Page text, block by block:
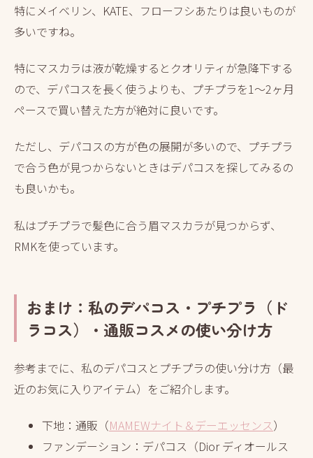
特にメイベリン、KATE、フローフシあたりは良いものが
多いですね。
特にマスカラは液が乾燥するとクオリティが急降下する
ので、デパコスを長く使うよりも、プチプラを1～2ヶ月
ペースで買い替えた方が絶対に良いです。
ただし、デパコスの方が色の展開が多いので、プチプラ
で合う色が見つからないときはデパコスを探してみるの
も良いかも。
私はプチプラで髪色に合う眉マスカラが見つからず、
RMKを使っています。
おまけ：私のデパコス・プチプラ（ド
ラコス）・通販コスメの使い分け方
参考までに、私のデパコスとプチプラの使い分け方（最
近のお気に入りアイテム）をご紹介します。
下地：通販（MAMEWナイト＆デーエッセンス）
ファンデーション：デパコス（Dior ディオールス